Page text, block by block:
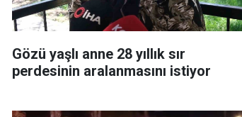
Gözü yaşlı anne 28 yıllık sır
perdesinin aralanmasını istiyor